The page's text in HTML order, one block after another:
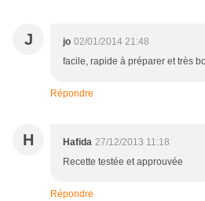
J jo 02/01/2014 21:48
facile, rapide à préparer et très
Répondre
H Hafida 27/12/2013 11:18
Recette testée et approuvée
Répondre